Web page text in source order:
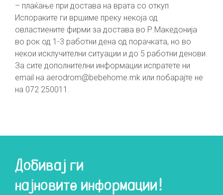
– плаќање при достава на врата со откуп
Испораките ги вршиме преку некоја од
овластиените фирми за достава во Р.Македонија
во рок од 1-3 работни дена од порачката, но во
некои исклучителни ситуации и до 5 работни денови.
За сите дополнителни информации испратете ни
email на aerodrom@bebehome.mk или побарајте не
на 072 250011.
Добивај ги
најновите информации!